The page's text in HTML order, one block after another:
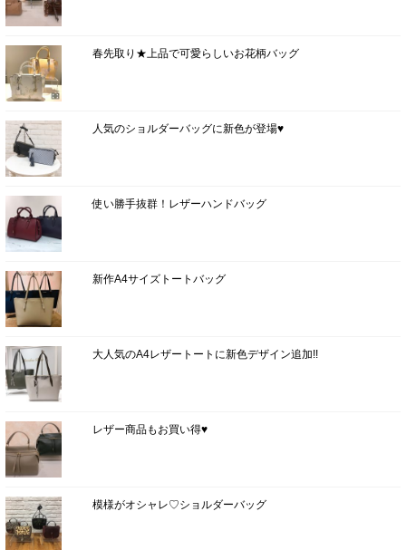
春先取り★上品で可愛らしいお花柄バッグ
人気のショルダーバッグに新色が登場♥
使い勝手抜群！レザーハンドバッグ
新作A4サイズトートバッグ
大人気のA4レザートートに新色デザイン追加!!
レザー商品もお買い得♥
模様がオシャレ♡ショルダーバッグ